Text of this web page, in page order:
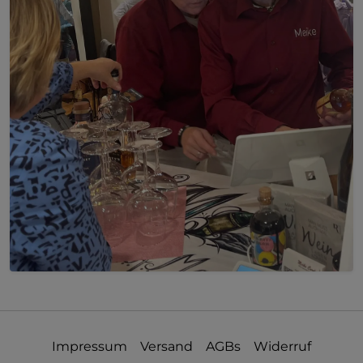
Impressum Versand AGBs Widerruf